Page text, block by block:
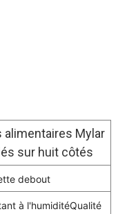
alimentaires Mylar
sur huit côtés
debout
à l'humiditéQualité